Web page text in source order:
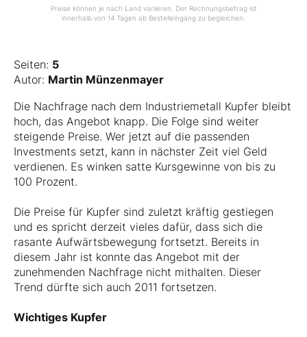
Preise können je nach Land variieren. Der Rechnungsbetrag ist
innerhalb von 14 Tagen ab Bestelleingang zu begleichen.
Seiten: 5
Autor: Martin Münzenmayer
Die Nachfrage nach dem Industriemetall Kupfer bleibt
hoch, das Angebot knapp. Die Folge sind weiter
steigende Preise. Wer jetzt auf die passenden
Investments setzt, kann in nächster Zeit viel Geld
verdienen. Es winken satte Kursgewinne von bis zu
100 Prozent.
Die Preise für Kupfer sind zuletzt kräftig gestiegen
und es spricht derzeit vieles dafür, dass sich die
rasante Aufwärtsbewegung fortsetzt. Bereits in
diesem Jahr ist konnte das Angebot mit der
zunehmenden Nachfrage nicht mithalten. Dieser
Trend dürfte sich auch 2011 fortsetzen.
Wichtiges Kupfer